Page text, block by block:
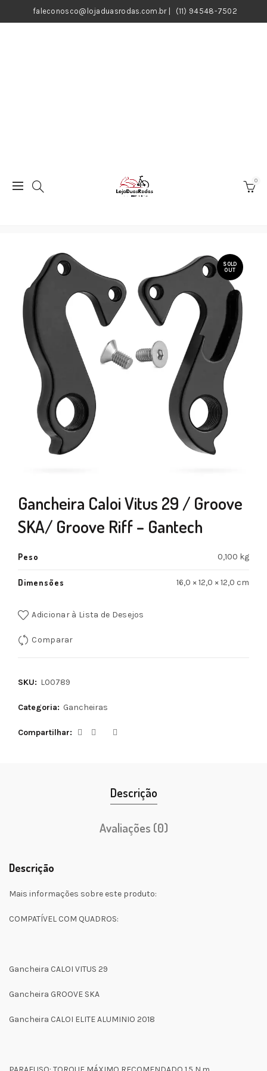
faleconosco@lojaduasrodas.com.br| (11) 94548-7502
0
SOLD
OUT
Gancheira Caloi Vitus 29 / Groove
SKA/ Groove Riff – Gantech
Peso 0,100 kg
Dimensões 16,0 × 12,0 × 12,0 cm
Adicionar à Lista de Desejos
Comparar
SKU: L00789
Categoria: Gancheiras
Compartilhar
Descrição
Avaliações (0)
Descrição
Mais informações sobre este produto:
COMPATÍVEL COM QUADROS:
Gancheira CALOI VITUS 29
Gancheira GROOVE SKA
Gancheira CALOI ELITE ALUMINIO 2018